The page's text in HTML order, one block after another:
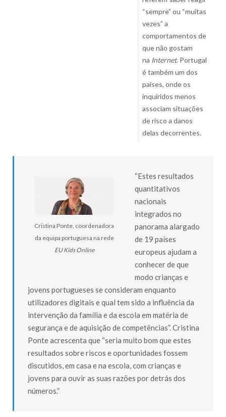
“sempre” ou “muitas
vezes” a
comportamentos de
que não gostam
na Internet. Portugal
é também um dos
países, onde os
inquiridos menos
associam situações
de risco a danos
delas decorrentes.
Cristina Ponte, coordenadora
da equipa portuguesa na rede
EU Kids Online
“Estes resultados
quantitativos
nacionais
integrados no
panorama alargado
de 19 países
europeus ajudam a
conhecer de que
modo crianças e
jovens portugueses se consideram enquanto
utilizadores digitais e qual tem sido a influência da
intervenção da família e da escola em matéria de
segurança e de aquisição de competências”. Cristina
Ponte acrescenta que “seria muito bom que estes
resultados sobre riscos e oportunidades fossem
discutidos, em casa e na escola, com crianças e
jovens para ouvir as suas razões por detrás dos
números.”